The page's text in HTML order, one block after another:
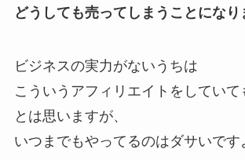
どうしても売ってしまうことになり
ビジネスの実力がないうちは
こういうアフィリエイトをしていて
とは思いますが、
いつまでもやってるのはダサいです